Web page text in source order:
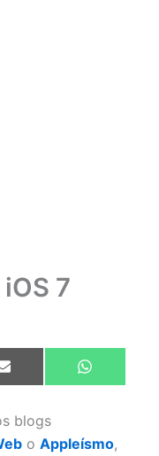
7
Compartir
en
E
m
l
Compartir
en
W
h
p
blogs
oAppleísmo,